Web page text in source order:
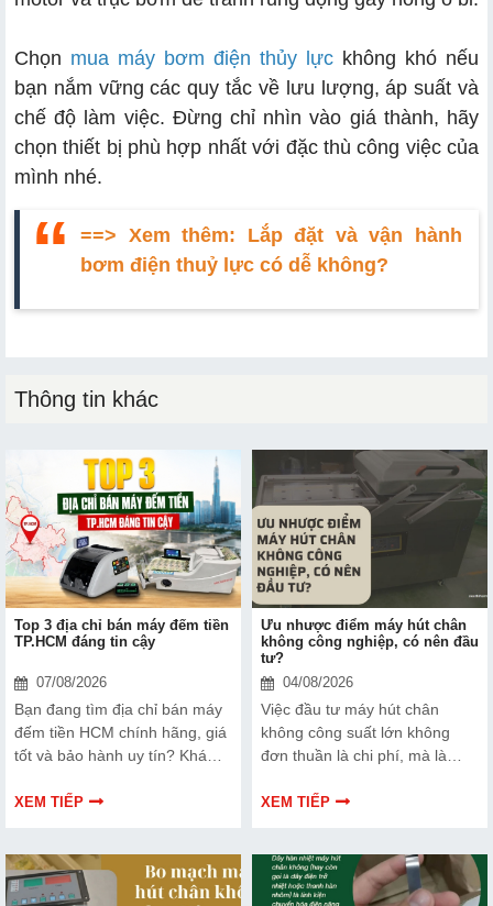
Chọn mua máy bơm điện thủy lực không khó nếu
bạn nắm vững các quy tắc về lưu lượng, áp suất và
chế độ làm việc. Đừng chỉ nhìn vào giá thành, hãy
chọn thiết bị phù hợp nhất với đặc thù công việc của
mình nhé.
==> Xem thêm:
Lắp đặt và vận hành
bơm điện thuỷ lực có dễ không?
Thông tin khác
Top 3 địa chỉ bán máy đếm tiền
TP.HCM đáng tin cậy
07/08/2026
Bạn đang tìm địa chỉ bán máy
đếm tiền HCM chính hãng, giá
tốt và bảo hành uy tín? Khám
nhiều doanh nghiệp, cửa hàng
XEM TIẾP
Ưu nhược điểm máy hút chân
không công nghiệp, có nên đầu
tư?
04/08/2026
Việc đầu tư máy hút chân
không công suất lớn không
đơn thuần là chi phí, mà là
sản phẩm và nâng cao vị thế
điểm của thiết bị này để có
thêm thông tin và giúp bạn đưa
XEM TIẾP